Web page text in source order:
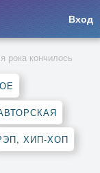
Вход
рока кончилось
ХИП-ХОП